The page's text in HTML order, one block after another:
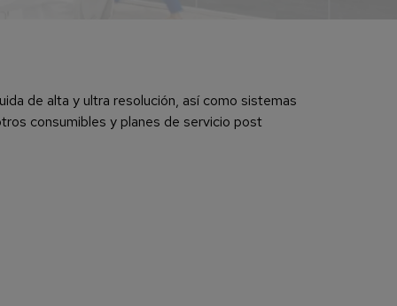
de alta y ultra resolución, así como sistemas
consumibles y planes de servicio post